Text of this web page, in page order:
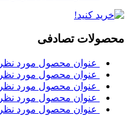
محصولات تصادفی
عنوان محصول مورد نظر
عنوان محصول مورد نظر
عنوان محصول مورد نظر
عنوان محصول مورد نظر
عنوان محصول مورد نظر